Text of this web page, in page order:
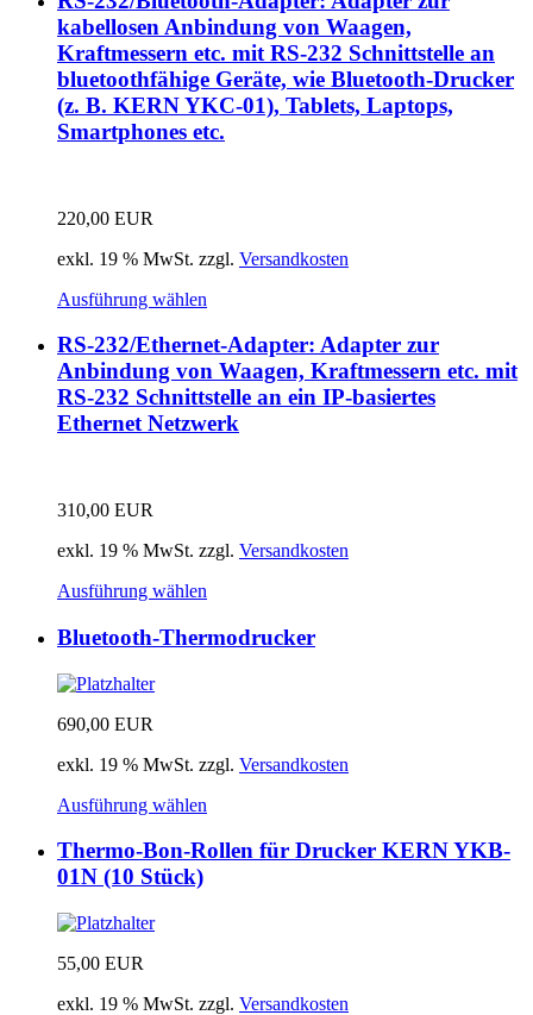
kabellosen Anbindung von Waagen,
Kraftmessern etc. mit RS-232 Schnittstelle an
bluetoothfähige Geräte, wie Bluetooth-Drucker
(z. B. KERN YKC-01), Tablets, Laptops,
Smartphones etc.
220,00 EUR
exkl. 19 % MwSt. zzgl. Versandkosten
Ausführung wählen
RS-232/Ethernet-Adapter: Adapter zur
Anbindung von Waagen, Kraftmessern etc. mit
RS-232 Schnittstelle an ein IP-basiertes
Ethernet Netzwerk
310,00 EUR
exkl. 19 % MwSt. zzgl. Versandkosten
Ausführung wählen
Bluetooth-Thermodrucker
690,00 EUR
exkl. 19 % MwSt. zzgl. Versandkosten
Ausführung wählen
Thermo-Bon-Rollen für Drucker KERN YKB-
01N (10 Stück)
55,00 EUR
exkl. 19 % MwSt. zzgl. Versandkosten